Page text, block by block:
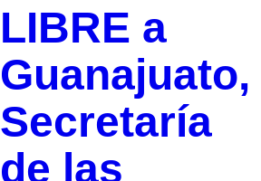
LIBRE a
Guanajuato,
Secretaría
de las